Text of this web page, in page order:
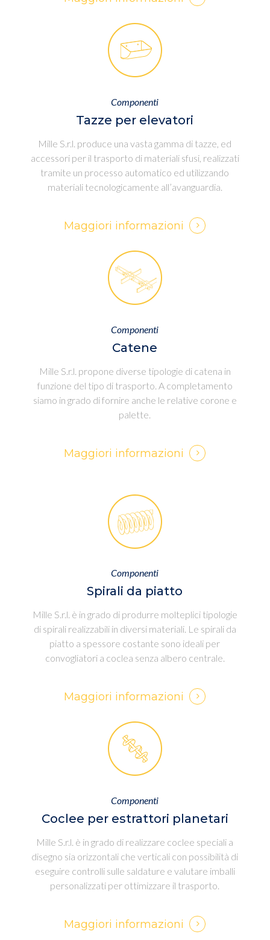
Componenti
Tazze per elevatori
Mille S.r.l. produce una vasta gamma di tazze, ed
accessori per il trasporto di materiali sfusi, realizzati
tramite un processo automatico ed utilizzando
materiali tecnologicamente all’avanguardia.
Maggiori informazioni
Componenti
Catene
Mille S.r.l. propone diverse tipologie di catena in
funzione del tipo di trasporto. A completamento
siamo in grado di fornire anche le relative corone e
palette.
Maggiori informazioni
Componenti
Spirali da piatto
Mille S.r.l. è in grado di produrre molteplici tipologie
di spirali realizzabili in diversi materiali. Le spirali da
piatto a spessore costante sono ideali per
convogliatori a coclea senza albero centrale.
Maggiori informazioni
Componenti
Coclee per estrattori planetari
Mille S.r.l. è in grado di realizzare coclee speciali a
disegno sia orizzontali che verticali con possibilità di
eseguire controlli sulle saldature e valutare imballi
personalizzati per ottimizzare il trasporto.
Maggiori informazioni